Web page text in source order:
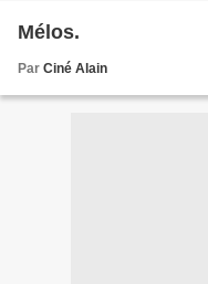
Mélos.
Par Ciné Alain